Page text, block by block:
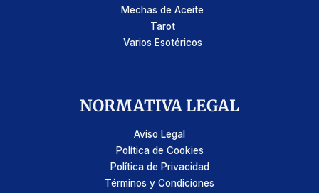
Mechas de Aceite
Tarot
Varios Esotéricos
NORMATIVA LEGAL
Aviso Legal
Política de Cookies
Política de Privacidad
Términos y Condiciones